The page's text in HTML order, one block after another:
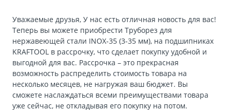
Уважаемые друзья, У нас есть отличная новость для вас!
Теперь вы можете приобрести Труборез для
нержавеющей стали INOX-35 (3-35 мм), на подшипниках
KRAFTOOL в рассрочку, что сделает покупку удобной и
выгодной для вас. Рассрочка – это прекрасная
возможность распределить стоимость товара на
несколько месяцев, не нагружая ваш бюджет. Вы
сможете наслаждаться всеми преимуществами товара
уже сейчас, не откладывая его покупку на потом.